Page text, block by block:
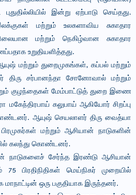
இன்று ஏற்பாடு செய்தது.
மற்றும் உலகளாவிய சுகாதார
மற்றும் நெகிழ்வான சுகாதார
உறுதியளித்தது.
மற்றும் துறைமுகங்கள், கப்பல் மற்றும்
திரு சர்பானந்தா சோனோவால் மற்றும்
குழந்தைகள் மேம்பாட்டுத் துறை இணை
மகேந்திரபாய் கலுபாய் ஆகியோர் சிறப்பு
ஆயுஷ் செயலாளர் திரு வைத்யா
மற்றும் ஆசியான் நாடுகளின்
கலந்து கொண்டனர்.
நாடுகளைச் சேர்ந்த இரண்டு ஆசியான்
பிரதிநிதிகள் மெய்நிகர் முறையில்
மாநாட்டின் ஒரு பகுதியாக இருந்தனர்.